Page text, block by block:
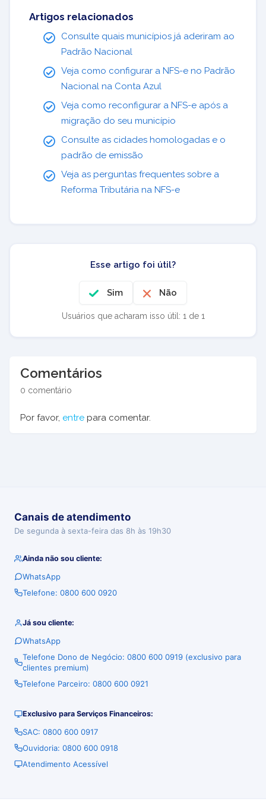
Artigos relacionados
Consulte quais municípios já aderiram ao
Padrão Nacional
Veja como configurar a NFS-e no Padrão
Nacional na Conta Azul
Veja como reconfigurar a NFS-e após a
migração do seu município
Consulte as cidades homologadas e o
padrão de emissão
Veja as perguntas frequentes sobre a
Reforma Tributária na NFS-e
Esse artigo foi útil?
Sim Não
Usuários que acharam isso útil: 1 de 1
Comentários
0 comentário
Por favor, entre para comentar.
Canais de atendimento
De segunda à sexta-feira das 8h às 19h30
Ainda não sou cliente:
WhatsApp
Telefone: 0800 600 0920
Já sou cliente:
WhatsApp
Telefone Dono de Negócio: 0800 600 0919 (exclusivo para
clientes premium)
Telefone Parceiro: 0800 600 0921
Exclusivo para Serviços Financeiros:
SAC: 0800 600 0917
Ouvidoria: 0800 600 0918
Atendimento Acessível